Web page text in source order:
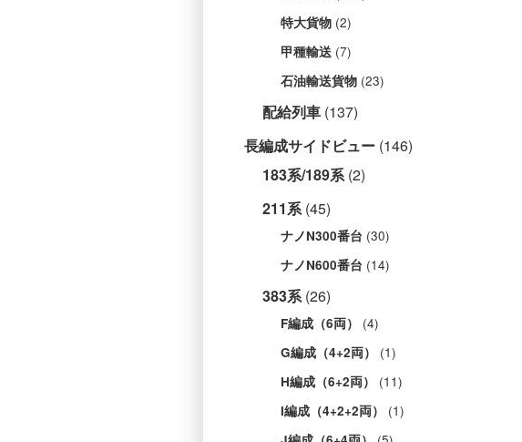
特大貨物 (2)
甲種輸送 (7)
石油輸送貨物 (23)
配給列車 (137)
長編成サイドビュー (146)
183系/189系(2)
211系(45)
ナノN300番台 (30)
ナノN600番台 (14)
383系(26)
F編成（6両） (4)
G編成（4+2両） (1)
H編成（6+2両） (11)
I編成（4+2+2両） (1)